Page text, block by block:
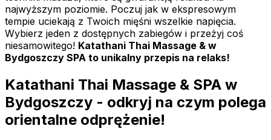
najwyższym poziomie. Poczuj jak w ekspresowym
tempie uciekają z Twoich mięśni wszelkie napięcia.
Wybierz jeden z dostępnych zabiegów i przeżyj coś
niesamowitego! Katathani Thai Massage & w
Bydgoszczy SPA to unikalny przepis na relaks!
Katathani Thai Massage & SPA w
Bydgoszczy - odkryj na czym polega
orientalne odprężenie!